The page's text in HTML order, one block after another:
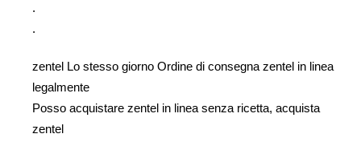
.
.
zentel Lo stesso giorno Ordine di consegna zentel in linea
legalmente
Posso acquistare zentel in linea senza ricetta, acquista
zentel